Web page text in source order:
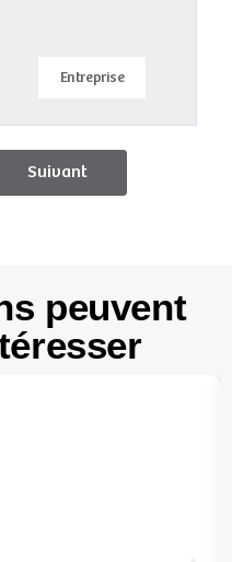
Entreprise
Suivant
peuvent